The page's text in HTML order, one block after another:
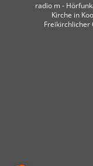
radio m ‐
Kirche in
Freikirchlicher